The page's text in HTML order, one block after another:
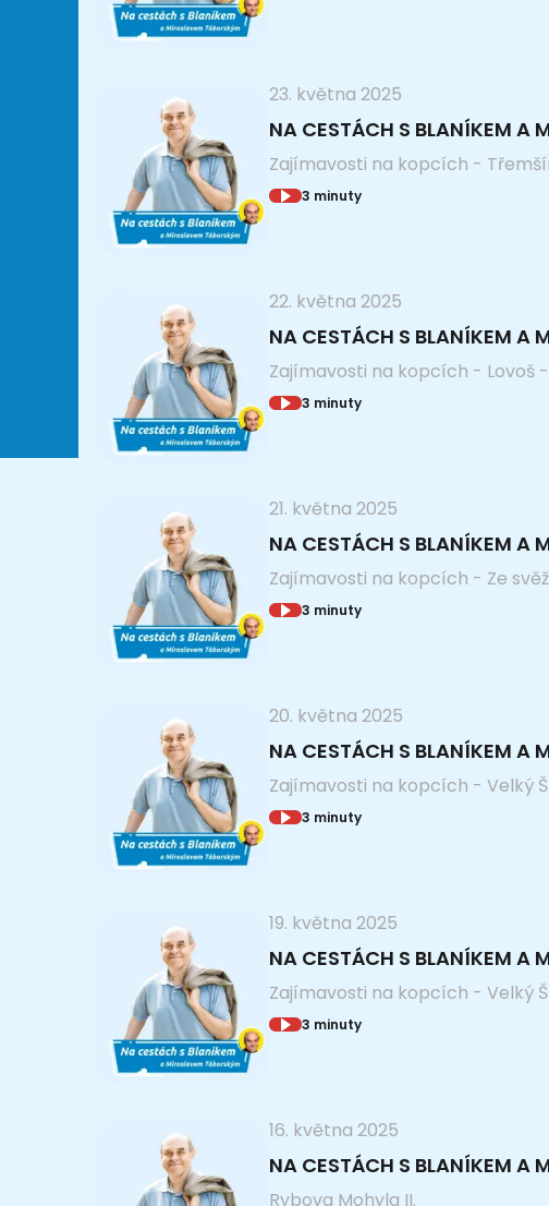
23. května 2025
NA CESTÁCH S BLANÍKEM A
Zajímavosti na kopcích -
3 minuty
22. května 2025
NA CESTÁCH S BLANÍKEM A
Zajímavosti na kopcích - Lovoš
3 minuty
21. května 2025
NA CESTÁCH S BLANÍKEM A
Zajímavosti na kopcích - Ze
3 minuty
20. května 2025
NA CESTÁCH S BLANÍKEM
Zajímavosti na kopcích - Velký
3 minuty
19. května 2025
NA CESTÁCH S BLANÍKEM A
Zajímavosti na kopcích - Velký
3 minuty
16. května 2025
NA CESTÁCH S BLANÍKEM A
Rybova Mohyla II.